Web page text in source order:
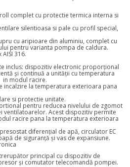
complet cu protectie termica interna si
silentioasa si pale cu profil special,
cu aripioare din aluminiu, complet cu
pentru varianta pompa de caldura.
316.
inclus: dispozitiv electronic proporțional
și continuă a unității cu temperatura
in modul racire.
la temperatura exterioara pana
si protectie unitate.
pentru reducea nivelului de zgomot
ventilatoarelor. Acest dispozitiv permite
racire pana la temperatura exterioara
diferențial de apă, circulator EC
de siguranță și vas de expansiune.
principal cu dispozitiv de
și comutator telecomandă pompei.